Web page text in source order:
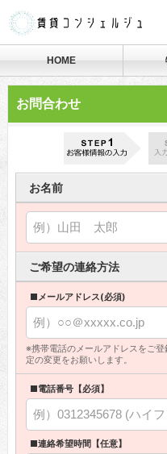
HOME
お問合わせ
お名前
ご希望の連絡方法
■メールアドレス(必須)
※携帯電話のメールアドレスをご
定の変更をお願いします。
■電話番号【必須】
■連絡希望時間【任意】